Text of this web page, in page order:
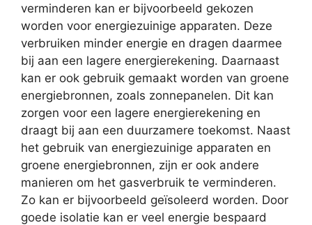
verminderen kan er bijvoorbeeld gekozen
worden voor energiezuinige apparaten. Deze
verbruiken minder energie en dragen daarmee
bij aan een lagere energierekening. Daarnaast
kan er ook gebruik gemaakt worden van groene
energiebronnen, zoals zonnepanelen. Dit kan
zorgen voor een lagere energierekening en
draagt bij aan een duurzamere toekomst. Naast
het gebruik van energiezuinige apparaten en
groene energiebronnen, zijn er ook andere
manieren om het gasverbruik te verminderen.
Zo kan er bijvoorbeeld geïsoleerd worden. Door
goede isolatie kan er veel energie bespaard